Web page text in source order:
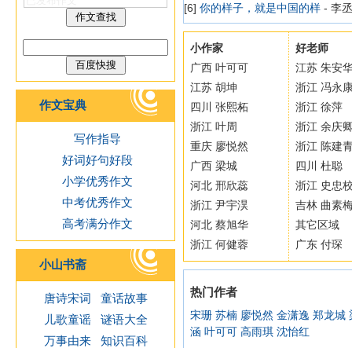
作文宝典
写作指导
好词好句好段
小学优秀作文
中考优秀作文
高考满分作文
小山书斋
唐诗宋词
童话故事
儿歌童谣
谜语大全
万事由来
知识百科
[6] 你的样子，就是中国的样 - 李
小作家
广西 叶可可
江苏 胡坤
四川 张熙柘
浙江 叶周
重庆 廖悦然
广西 梁城
河北 邢欣蕊
浙江 尹宇淏
河北 蔡旭华
浙江 何健蓉
好老师
江苏 朱安
浙江 冯永
浙江 徐萍
浙江 余庆
浙江 陈建
四川 杜聪
浙江 史忠
吉林 曲素
其它区域
广东 付琛
热门作者
宋珊 苏楠 廖悦然 金潇逸 郑龙城
涵 叶可可 高雨琪 沈怡红